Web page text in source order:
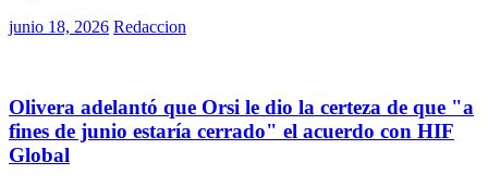
Posted
junio 18, 2026 Redaccion
Olivera adelantó que Orsi le dio la certeza de que "a
fines de junio estaría cerrado" el acuerdo con HIF
Global